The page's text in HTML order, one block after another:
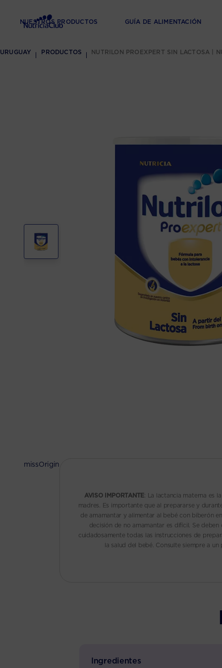
NUESTROS PRODUCTOS GUÍA DE ALIMENTACIÓN
URUGUAY PRODUCTOS NUTRILON PROEXPERT SIN LACTOSA |
missOrigin
AVISO IMPORTANTE: La lactancia materna es
madres. Es importante que al prepararse y
de amamantar y alimentar al bebé con biberón
decisión de no amamantar es difícil. Se
cuidadosamente todas las instrucciones de
la salud del bebé. Consulte siempre a
Ingredientes